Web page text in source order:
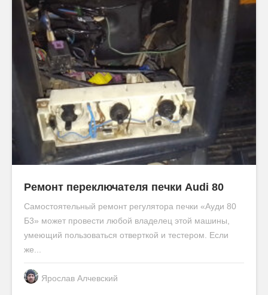
Ремонт переключателя печки Audi 80
Самостоятельный ремонт регулятора печки «Ауди 80
Б3» может провести любой владелец этой машины,
умеющий пользоваться отверткой и тестером. Если
же...
Ярослав Алчевский